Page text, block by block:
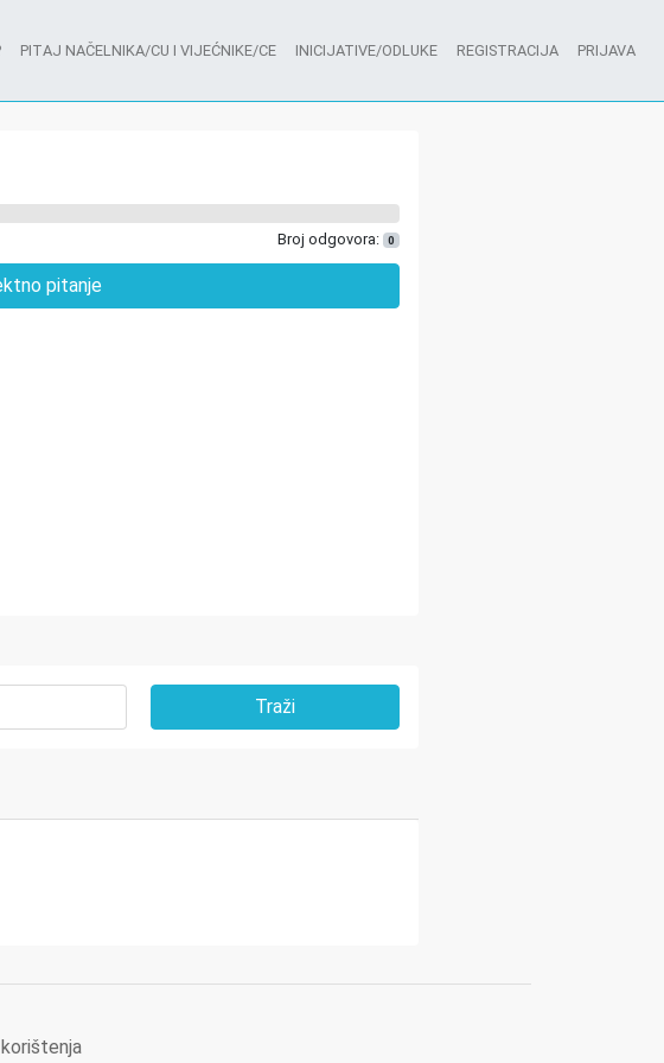
PITAJ NAČELNIKA/CU I VIJEĆNIKE/CE INICIJATIVE/ODLUKE REGISTRACIJA PRIJAVA
Broj odgovora: 0
pitanje